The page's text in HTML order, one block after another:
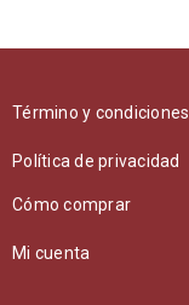
Término y condiciones
Política de privacidad
Cómo comprar
Mi cuenta